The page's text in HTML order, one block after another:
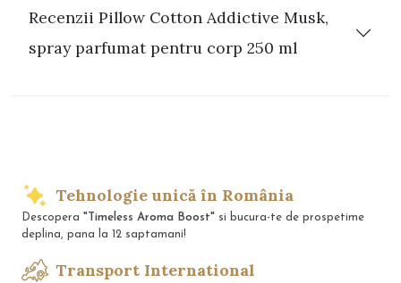
Recenzii Pillow Cotton Addictive Musk,
spray parfumat pentru corp 250 ml
Tehnologie unică în România
Descopera "Timeless Aroma Boost" si bucura-te de prospetime
deplina, pana la 12 saptamani!
Transport International